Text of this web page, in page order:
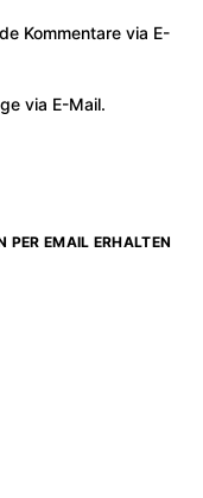
Kommentare via E-
via E-Mail.
PER EMAIL ERHALTEN